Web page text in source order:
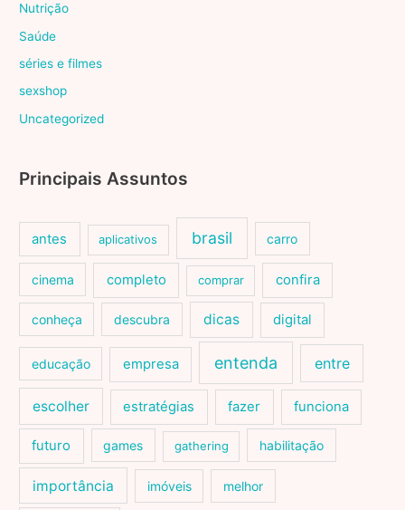
Nutrição
Saúde
séries e filmes
sexshop
Uncategorized
Principais Assuntos
antes aplicativos brasil carro
cinema completo comprar confira
conheça descubra dicas digital
educação empresa entenda entre
escolher estratégias fazer funciona
futuro games gathering habilitação
importância imóveis melhor